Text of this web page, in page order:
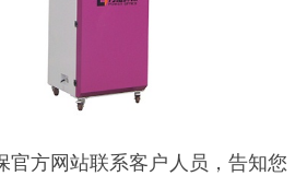
官方网站联系客户人员，告知您